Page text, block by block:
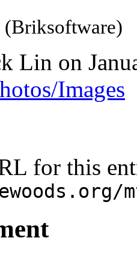
(Briksoftware)
Lin on
Images
for this